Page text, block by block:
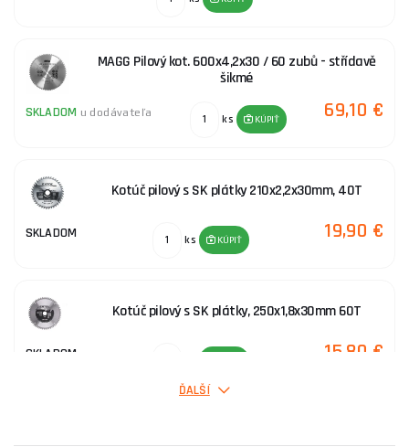
MAGG Pilový kot. 600x4,2x30 / 60 zubů - střídavě
šikmé
SKLADOM u dodávateľa ks KÚPIŤ 69,10 €
Kotúč pilový s SK plátky 210x2,2x30mm, 40T
SKLADOM ks KÚPIŤ 19,90 €
Kotúč pilový s SK plátky, 250x1,8x30mm 60T
SKLADOM 15,80 €
ĎALŠÍ